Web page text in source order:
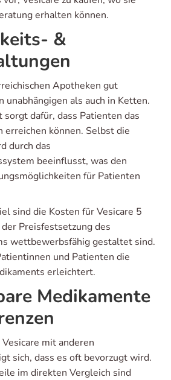
erhalten können.
&
Apotheken gut
unabhängigen als auch in Ketten.
dafür, dass Patienten das
erreichen können. Selbst die
durch das
beeinflusst, was den
für Patienten
sind die Kosten für Vesicare 5
Preisfestsetzung des
wettbewerbsfähig gestaltet sind.
und Patienten die
erleichtert.
Medikamente
mit anderen
sich, dass es oft bevorzugt wird.
im direkten Vergleich sind